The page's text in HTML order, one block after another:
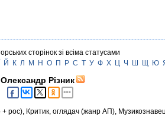
сторінок зі всіма статусами
Й К Л М Н О П Р С Т У Ф Х Ц Ч Ш Щ Ю
Олександр Різник
+ рос), Критик, оглядач (жанр АП),